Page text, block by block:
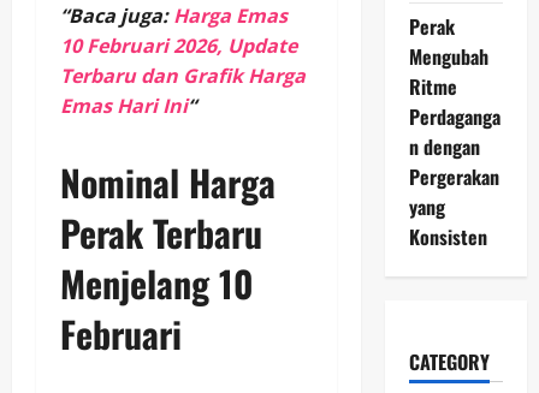
“Baca juga:Harga Emas
10 Februari 2026, Update
Terbaru dan Grafik Harga
Emas Hari Ini“
Nominal Harga
Perak Terbaru
Menjelang 10
Februari
Perak
Mengubah
Ritme
Perdaganga
n dengan
Pergerakan
yang
Konsisten
CATEGORY